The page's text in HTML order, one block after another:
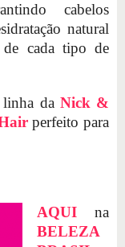
cabelos
natural
cada tipo de
da Nick &
perfeito para
AQUI
na
BELEZA